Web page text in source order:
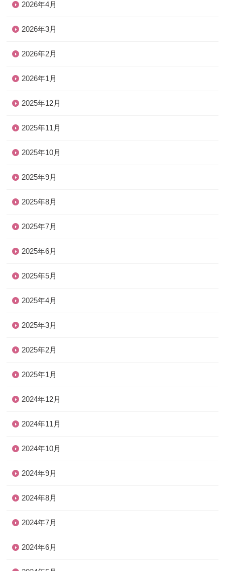
2026年4月
2026年3月
2026年2月
2026年1月
2025年12月
2025年11月
2025年10月
2025年9月
2025年8月
2025年7月
2025年6月
2025年5月
2025年4月
2025年3月
2025年2月
2025年1月
2024年12月
2024年11月
2024年10月
2024年9月
2024年8月
2024年7月
2024年6月